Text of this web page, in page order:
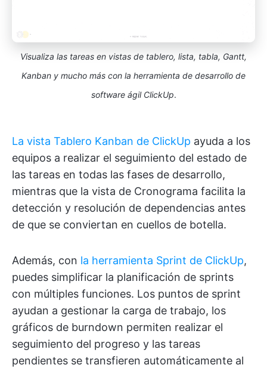
Visualiza las tareas en vistas de tablero, lista, tabla, Gantt,
Kanban y mucho más con la herramienta de desarrollo de
software ágil ClickUp.
La vista Tablero Kanban de ClickUp ayuda a los
equipos a realizar el seguimiento del estado de
las tareas en todas las fases de desarrollo,
mientras que la vista de Cronograma facilita la
detección y resolución de dependencias antes
de que se conviertan en cuellos de botella.
Además, con la herramienta Sprint de ClickUp,
puedes simplificar la planificación de sprints
con múltiples funciones. Los puntos de sprint
ayudan a gestionar la carga de trabajo, los
gráficos de burndown permiten realizar el
seguimiento del progreso y las tareas
pendientes se transfieren automáticamente al